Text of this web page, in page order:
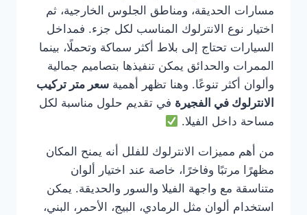
مسارات الحديقة، ومناطق الجلوس الخارجية، ثم
اختيار نوع الانترلوك المناسب لكل جزء. فمداخل
السيارات تحتاج إلى بلاط أكثر سماكة وتحملًا، بينما
الممرات والحدائق يمكن تنفيذها بتصاميم جمالية
وألوان أكثر تنوعًا. وهنا تظهر أهمية سعر متر تركيب
الانترلوك في الفجيرة في تقديم حلول مناسبة لكل
مساحة داخل الفيلا.
من أهم مميزات الانترلوك للفلل أنه يمنح المكان
مظهرًا مرتبًا وفاخرًا، خاصة عند اختيار ألوان
متناسقة مع واجهة الفيلا والسور والحديقة. يمكن
استخدام ألوان مثل الرمادي، البيج، الأحمر، البني،